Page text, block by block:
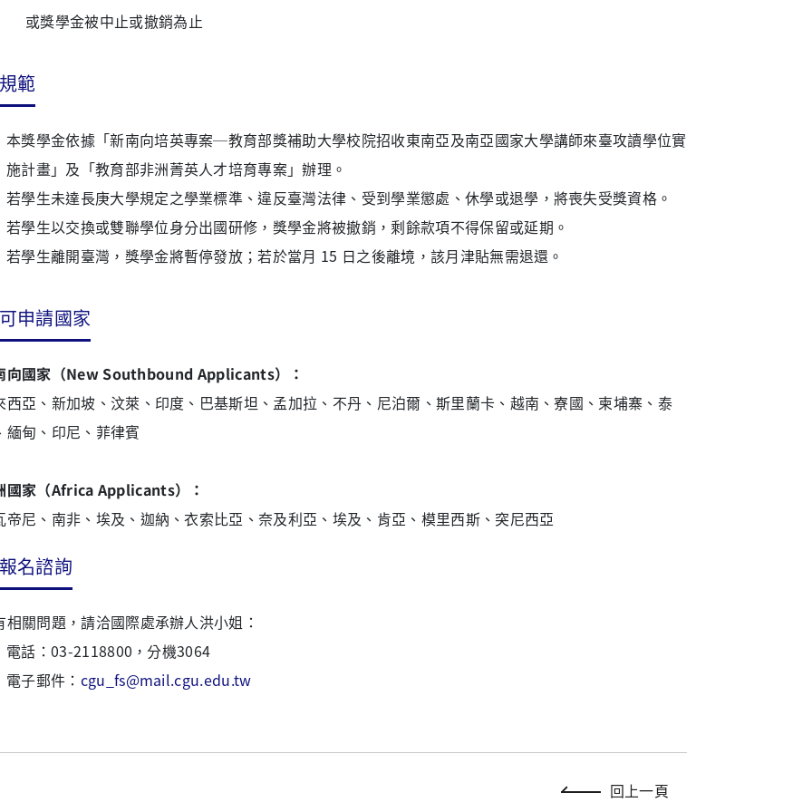
或獎學金被中止或撤銷為止
範
本獎學金依據「新南向培英專案─教育部獎補助大學校院招收東南亞及南亞國家大學講師來臺攻讀學位實
施計畫」及「教育部非洲菁英人才培育專案」辦理。
若學生未達長庚大學規定之學業標準、違反臺灣法律、受到學業懲處、休學或退學，將喪失受獎資格。
若學生以交換或雙聯學位身分出國研修，獎學金將被撤銷，剩餘款項不得保留或延期。
若學生離開臺灣，獎學金將暫停發放；若於當月 15 日之後離境，該月津貼無需退還。
申請國家
向國家（New Southbound Applicants）：
西亞、新加坡、汶萊、印度、巴基斯坦、孟加拉、不丹、尼泊爾、斯里蘭卡、越南、寮國、柬埔寨、泰
緬甸、印尼、菲律賓
國家（Africa Applicants）：
帝尼、南非、埃及、迦納、衣索比亞、奈及利亞、埃及、肯亞、模里西斯、突尼西亞
名諮詢
相關問題，請洽國際處承辦人洪小姐：
電話：03-2118800，分機3064
電子郵件： cgu_fs@mail.cgu.edu.tw
回上一頁